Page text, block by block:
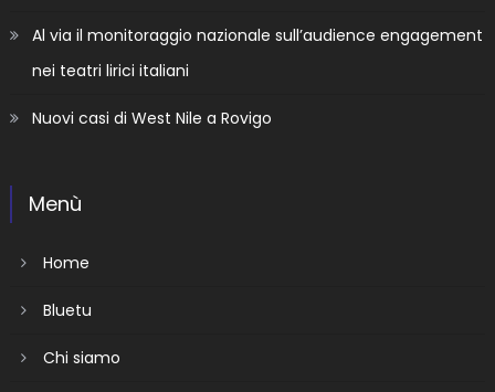
Al via il monitoraggio nazionale sull’audience engagement
nei teatri lirici italiani
Nuovi casi di West Nile a Rovigo
Menù
Home
Bluetu
Chi siamo